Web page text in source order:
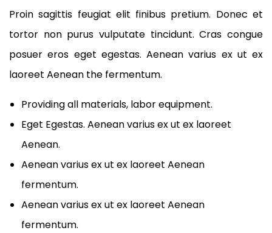
Proin sagittis feugiat elit finibus pretium. Donec et
tortor non purus vulputate tincidunt. Cras congue
posuer eros eget egestas. Aenean varius ex ut ex
laoreet Aenean the fermentum.
Providing all materials, labor equipment.
Eget Egestas. Aenean varius ex ut ex laoreet
Aenean.
Aenean varius ex ut ex laoreet Aenean
fermentum.
Aenean varius ex ut ex laoreet Aenean
fermentum.